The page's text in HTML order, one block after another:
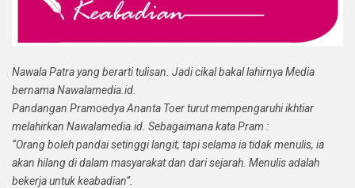
Nawala Patra yang berarti tulisan. Jadi cikal bakal lahirnya Media
bernama Nawalamedia.id.
Pandangan Pramoedya Ananta Toer turut mempengaruhi ikhtiar
melahirkan Nawalamedia.id. Sebagaimana kata Pram :
“Orang boleh pandai setinggi langit, tapi selama ia tidak menulis, ia
akan hilang di dalam masyarakat dan dari sejarah. Menulis adalah
bekerja untuk keabadian”.